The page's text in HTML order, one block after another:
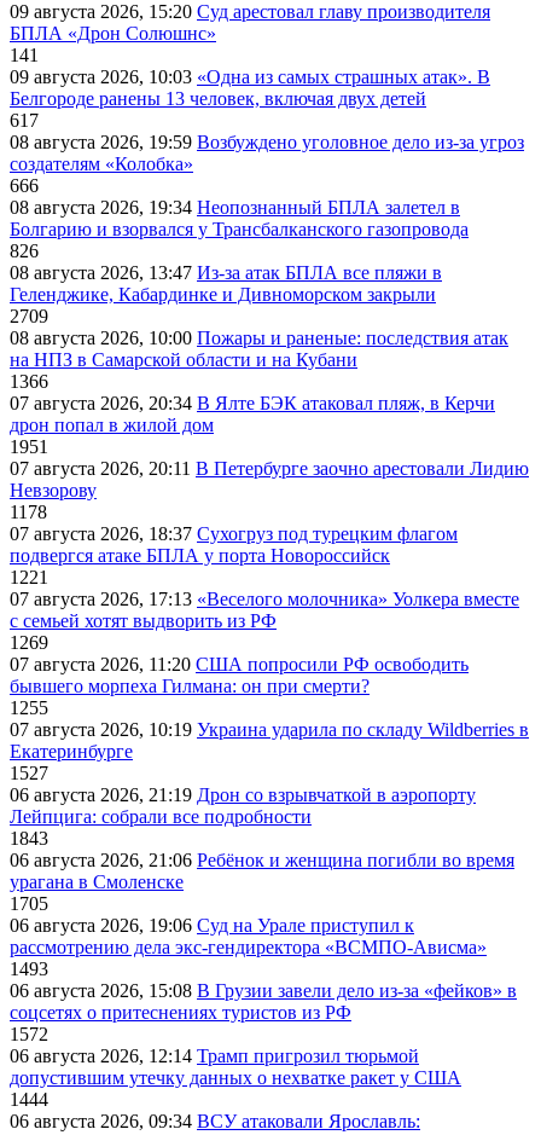
09 августа 2026, 15:20 Суд арестовал главу производителя
БПЛА «Дрон Солюшнс»
141
09 августа 2026, 10:03 «Одна из самых страшных атак». В
Белгороде ранены 13 человек, включая двух детей
617
08 августа 2026, 19:59 Возбуждено уголовное дело из-за угроз
создателям «Колобка»
666
08 августа 2026, 19:34 Неопознанный БПЛА залетел в
Болгарию и взорвался у Трансбалканского газопровода
826
08 августа 2026, 13:47 Из-за атак БПЛА все пляжи в
Геленджике, Кабардинке и Дивноморском закрыли
2709
08 августа 2026, 10:00 Пожары и раненые: последствия атак
на НПЗ в Самарской области и на Кубани
1366
07 августа 2026, 20:34 В Ялте БЭК атаковал пляж, в Керчи
дрон попал в жилой дом
1951
07 августа 2026, 20:11 В Петербурге заочно арестовали Лидию
Невзорову
1178
07 августа 2026, 18:37 Сухогруз под турецким флагом
подвергся атаке БПЛА у порта Новороссийск
1221
07 августа 2026, 17:13 «Веселого молочника» Уолкера вместе
с семьей хотят выдворить из РФ
1269
07 августа 2026, 11:20 США попросили РФ освободить
бывшего морпеха Гилмана: он при смерти?
1255
07 августа 2026, 10:19 Украина ударила по складу Wildberries в
Екатеринбурге
1527
06 августа 2026, 21:19 Дрон со взрывчаткой в аэропорту
Лейпцига: собрали все подробности
1843
06 августа 2026, 21:06 Ребёнок и женщина погибли во время
урагана в Смоленске
1705
06 августа 2026, 19:06 Суд на Урале приступил к
рассмотрению дела экс-гендиректора «ВСМПО-Ависма»
1493
06 августа 2026, 15:08 В Грузии завели дело из-за «фейков» в
соцсетях о притеснениях туристов из РФ
1572
06 августа 2026, 12:14 Трамп пригрозил тюрьмой
допустившим утечку данных о нехватке ракет у США
1444
06 августа 2026, 09:34 ВСУ атаковали Ярославль: